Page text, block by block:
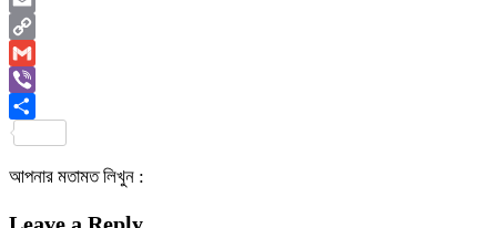
Email
Copy
Link
Gmail
Viber
আপনার মতামত লিখুন :